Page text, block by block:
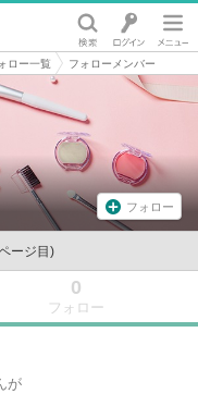
ロー一覧 フォローメンバー
フォロー
ージ目)
0
フォロー
が